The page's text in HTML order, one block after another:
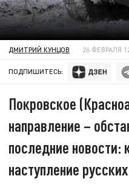
ДМИТРИЙ КУНЦОВ 26 ФЕВРАЛЯ
ПОДПИШИТЕСЬ:
Покровское
направление –
последние новости:
наступление